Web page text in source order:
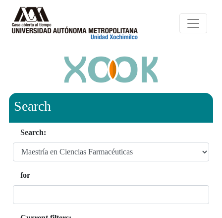
Search
Search:
for